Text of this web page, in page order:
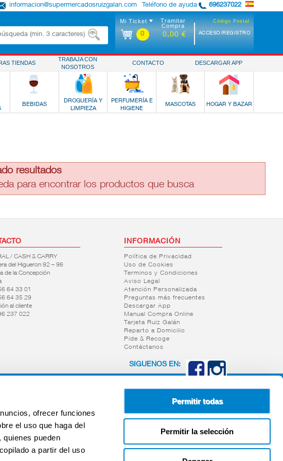
ofrecer funciones
el uso que haga del
pueden
a partir del uso
Permitir todas
Permitir la selección
Teléfono de ayuda 696237022
informacion@supermercadosruizgalan.com
Código Postal
ACCESO/REGISTRO
Mi Ticket
0
Tramitar
Compra
0,00 €
TIENDAS
TRABAJA CON
NOSOTROS
CONTACTO DESCARGAR APP
BEBIDAS
DROGUERÍA Y
LIMPIEZA
PERFUMERÍA E
HIGIENE
MASCOTAS HOGAR Y BAZAR
resultados
para encontrar los productos que busca
/ CASH & CARRY
del Higueron 92 – 96
de la Concepción
64 33 01
64 35 29
al cliente
237 022
INFORMACIÓN
Política de Privacidad
Uso de Cookies
Terminos y Condiciones
Aviso Legal
Atención Personalizada
Preguntas más frecuentes
Descargar App
Manual Compra Online
Tarjeta Ruiz Galán
Reparto a Domicilio
Pide & Recoge
Contáctanos
SIGUENOS EN: